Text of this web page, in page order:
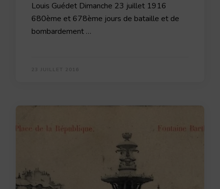
Louis Guédet Dimanche 23 juillet 1916
680ème et 678ème jours de bataille et de
bombardement …